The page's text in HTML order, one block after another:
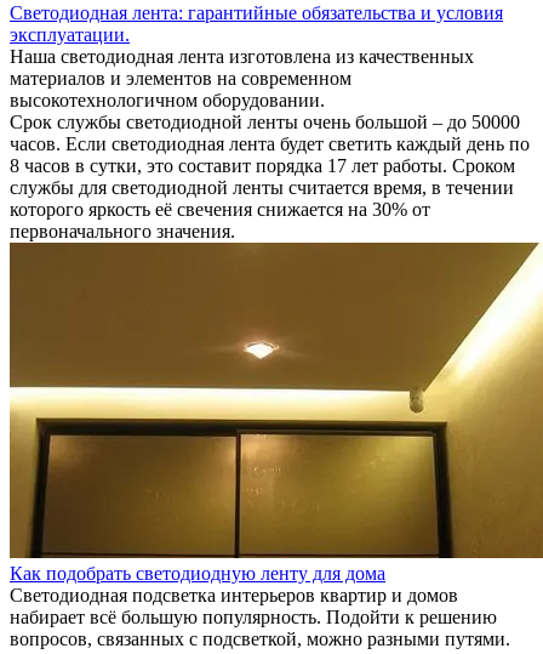
Светодиодная лента: гарантийные обязательства и условия
эксплуатации.
Наша светодиодная лента изготовлена из качественных
материалов и элементов на современном
высокотехнологичном оборудовании.
Срок службы светодиодной ленты очень большой – до 50000
часов. Если светодиодная лента будет светить каждый день по
8 часов в сутки, это составит порядка 17 лет работы. Сроком
службы для светодиодной ленты считается время, в течении
которого яркость её свечения снижается на 30% от
первоначального значения.
Как подобрать светодиодную ленту для дома
Светодиодная подсветка интерьеров квартир и домов
набирает всё большую популярность. Подойти к решению
вопросов, связанных с подсветкой, можно разными путями.